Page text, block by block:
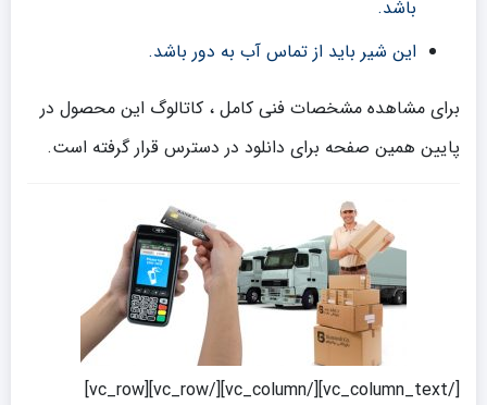
باشد.
این شیر باید از تماس آب به دور باشد.
برای مشاهده مشخصات فنی کامل ، کاتالوگ این محصول در
پایین همین صفحه برای دانلود در دسترس قرار گرفته است.
[/vc_column_text][/vc_column][/vc_row][vc_row]